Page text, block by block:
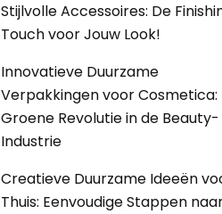
Stijlvolle Accessoires: De
Touch voor Jouw Look!
Innovatieve Duurzame
Verpakkingen voor Cosmetica:
Groene Revolutie in de Beauty-
Industrie
Creatieve Duurzame Ideeën
Thuis: Eenvoudige Stappen